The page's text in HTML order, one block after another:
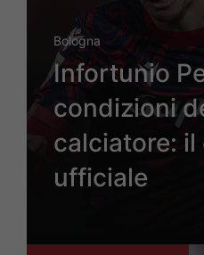
Bologna
Infortunio
condizioni
calciatore:
ufficiale